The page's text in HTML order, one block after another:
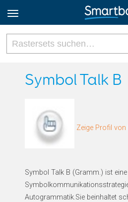
Online
Symbol Talk B
Zeige Profil von
Symbol Talk B (Gramm.) ist
Autogrammatik.Sie beinhaltet